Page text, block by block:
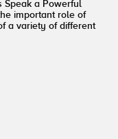
Speak a Powerful
important role of
a variety of different